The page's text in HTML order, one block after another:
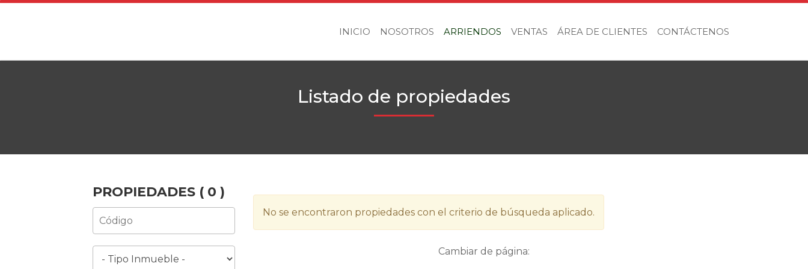
INICIO NOSOTROS ARRIENDOS VENTAS ÁREA DE CLIENTES CONTÁCTENOS
Listado de propiedades
PROPIEDADES ( 0 )
No se encontraron propiedades con el criterio de búsqueda aplicado.
Cambiar de página: